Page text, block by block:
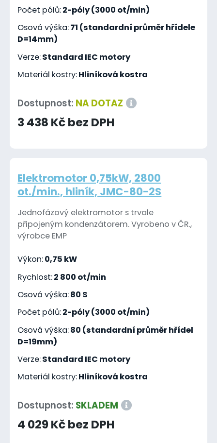
Počet pólů:2-póly (3000 ot/min)
Osová výška:71 (standardní průměr hřídele
D=14mm)
Verze:Standard IEC motory
Materiál kostry:Hliníková kostra
Dostupnost: NA DOTAZ
3 438 Kč bez DPH
Elektromotor 0,75kW, 2800
ot./min., hliník, JMC-80-2S
Jednofázový elektromotor s trvale
připojeným kondenzátorem. Vyrobeno v ČR.,
výrobce EMP
Výkon:0,75 kW
Rychlost:2 800 ot/min
Osová výška:80 S
Počet pólů:2-póly (3000 ot/min)
Osová výška:80 (standardní průměr hřídel
D=19mm)
Verze:Standard IEC motory
Materiál kostry:Hliníková kostra
Dostupnost: SKLADEM
4 029 Kč bez DPH